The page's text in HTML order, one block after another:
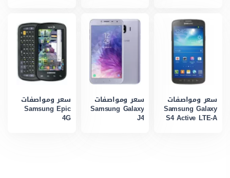
سعر ومواصفات
Samsung Galaxy
S4 Active LTE-A
سعر ومواصفات
Samsung Galaxy
J4
سعر ومواصفات
Samsung Epic
4G